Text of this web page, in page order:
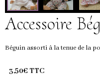
Accessoire
Béguin assorti à la tenue de la
3,50€ TTC